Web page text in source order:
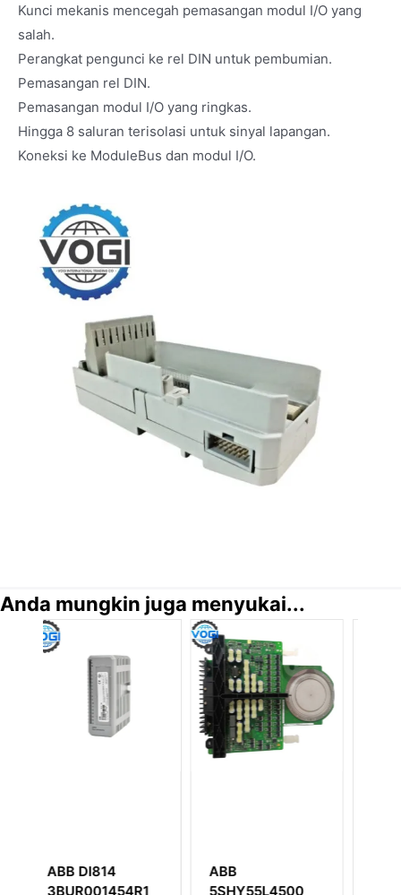
Kunci mekanis mencegah pemasangan modul I/O yang
salah.
Perangkat pengunci ke rel DIN untuk pembumian.
Pemasangan rel DIN.
Pemasangan modul I/O yang ringkas.
Hingga 8 saluran terisolasi untuk sinyal lapangan.
Koneksi ke ModuleBus dan modul I/O.
Anda mungkin juga menyukai...
ABB
5SHY55L4500
3BHT300019R1